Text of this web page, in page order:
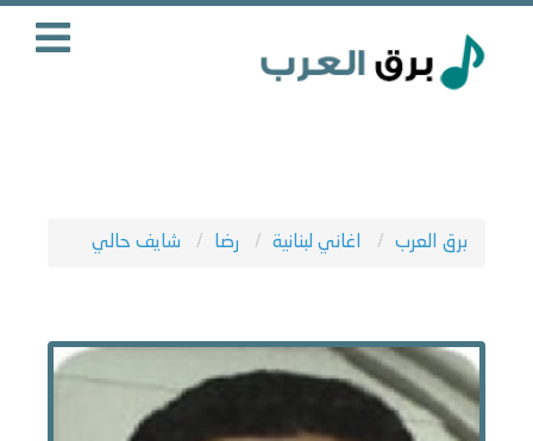
برق العرب اغاني لبنانية رضا شايف حالي